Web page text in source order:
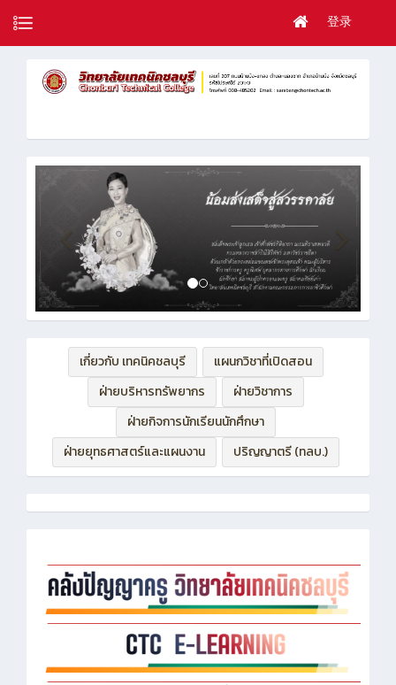
登录
เกี่ยวกับ เทคนิคชลบุรี
แผนกวิชาที่เปิดสอน
ฝ่ายบริหารทรัพยากร
ฝ่ายวิชาการ
ฝ่ายกิจการนักเรียนนักศึกษา
ฝ่ายยุทธศาสตร์และแผนงาน
ปริญญาตรี (ทลบ.)